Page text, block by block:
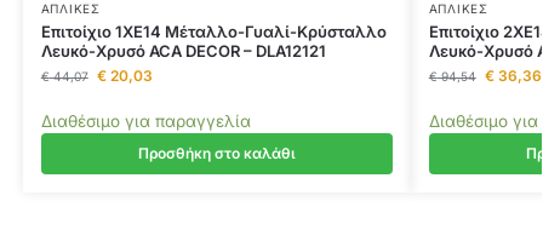
ΑΠΛΊΚΕΣ
Επιτοίχιο 1ΧΕ14 Μέταλλο-Γυαλί-Κρύσταλλο
Λευκό-Χρυσό ACA DECOR – DLA12121
€44,07 €20,03
Διαθέσιμο για παραγγελία
Προσθήκη στο καλάθι
ΑΠΛΊΚΕΣ
Επιτοίχιο
Λευκό-Χρυσό
€94,54 €36,36
Διαθέσιμο